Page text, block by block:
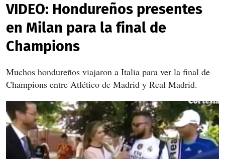
VIDEO: Hondureños presentes
en Milan para la final de
Champions
Muchos hondureños viajaron a Italia para ver la final de
Champions entre Atlético de Madrid y Real Madrid.